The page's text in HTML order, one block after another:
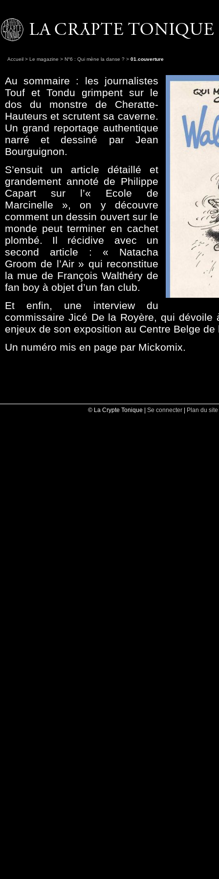
Accueil > Le magazine > N°6 : Qui mène la danse ? > 01.couverture
Au sommaire : les journalistes
Touf et Tondu grimpent sur le
dos du monstre de Cheratte-
Hauteurs et scrutent sa caverne.
Un grand reportage authentique
narré et dessiné par Jean
Bourguignon.
S’ensuit un article détaillé et
grandement annoté de Philippe
Capart sur l’« Ecole de
Marcinelle », on y découvre
comment un dessin ouvert sur le
monde peut terminer en cachet
plombé. Il récidive avec un
second article : « Natacha
Groom de l’Air » qui reconstitue
la mue de François Walthéry de
fan boy à objet d’un fan club.
Et enfin, une interview du
commissaire Jicé De la Royère, qui dévoile
enjeux de son exposition au Centre Belge
Un numéro mis en page par Mickomix.
© La Crypte Tonique | Se connecter | Plan du site